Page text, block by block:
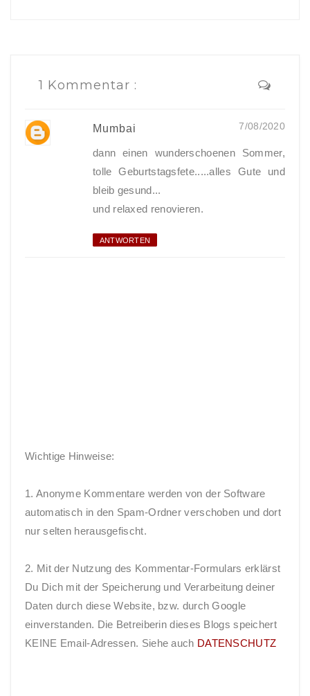
1 Kommentar :
Mumbai 7/08/2020
dann einen wunderschoenen Sommer,
tolle Geburtstagsfete.....alles Gute und
bleib gesund...
und relaxed renovieren.
ANTWORTEN
Wichtige Hinweise:
1. Anonyme Kommentare werden von der Software
automatisch in den Spam-Ordner verschoben und dort
nur selten herausgefischt.
2. Mit der Nutzung des Kommentar-Formulars erklärst
Du Dich mit der Speicherung und Verarbeitung deiner
Daten durch diese Website, bzw. durch Google
einverstanden. Die Betreiberin dieses Blogs speichert
KEINE Email-Adressen. Siehe auch DATENSCHUTZ